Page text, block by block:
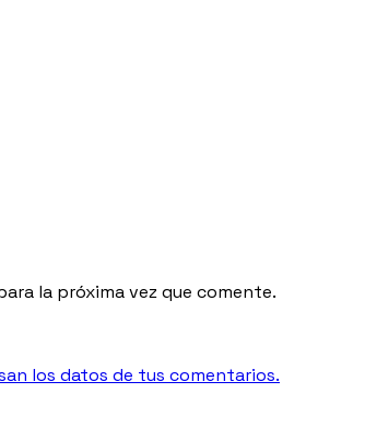
la próxima vez que comente.
los datos de tus comentarios.